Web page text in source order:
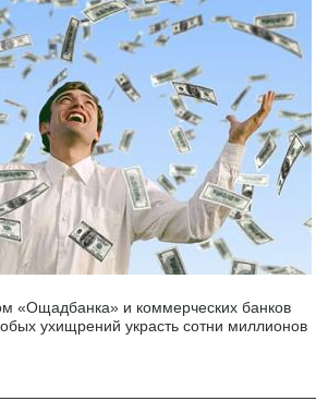
«Ощадбанка» и коммерческих банков
ухищрений украсть сотни миллионов